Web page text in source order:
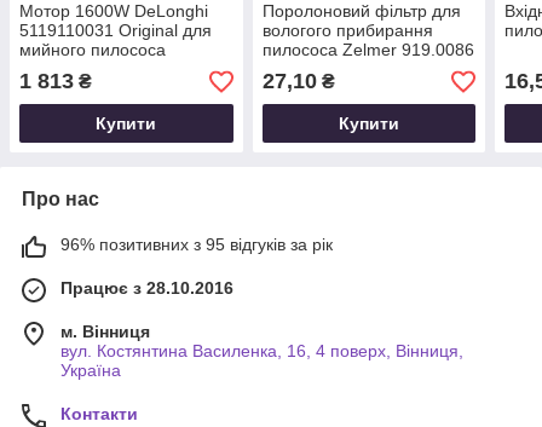
Мотор 1600W DeLonghi
5119110031 Original для
мийного пилососа
1 813 ₴
Купити
Поролоновий фільтр для
вологого прибирання
пилососа Zelmer 919.0086
(757488)
27,10₴
Купити
Про нас
96% позитивних з 95 відгуків за рік
Працює з 28.10.2016
м. Вінниця
вул. Костянтина Василенка, 16, 4 поверх, Вінниця,
Україна
Контакти